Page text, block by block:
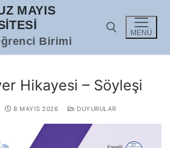
MAYIS
Birimi
MENÜ
Hikayesi – Söyleşi
8 MAYIS 2026 DUYURULAR